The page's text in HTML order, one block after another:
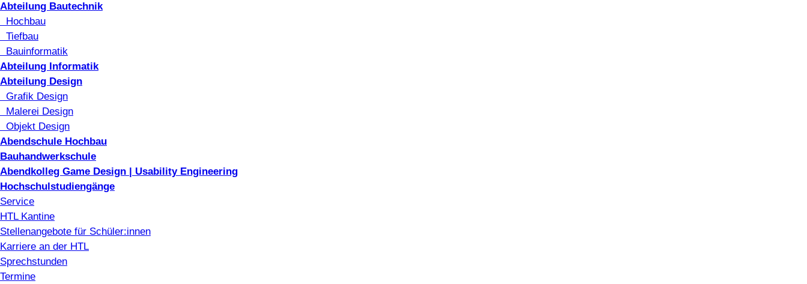
Abteilung Bautechnik
Hochbau
Tiefbau
Bauinformatik
Abteilung Informatik
Abteilung Design
Grafik Design
Malerei Design
Objekt Design
Abendschule Hochbau
Bauhandwerkschule
Abendkolleg Game Design | Usability Engineering
Hochschulstudiengänge
Service
HTL Kantine
Stellenangebote für Schüler:innen
Karriere an der HTL
Sprechstunden
Termine